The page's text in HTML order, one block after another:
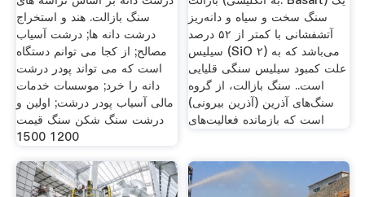
سنگ بازالت. هند و استخراج
درشت دانه ها; درشت آسیاب
مصالح; از کجا می توانم دستگاه
است که می تواند پودر درشت
دانه را خرد; موسسات خدمات
مالی آسیاب پودر درشت; اولین و
درشت سنگ شکن سنگ قیمت
1200 1500
سنگ سخت و سیاه و دانه‌ریز
آتشفشانی با کمتر از ۵۲ درصد
سیلیس (SiO ۲) می‌باشد که به
علت کمبود سیلیس سنگی قلیایی
است.. سنگ بازالت، از گروه
سنگ‌های آذرین (آذرین بیرونی)
است که بازمانده فعالیت‌های